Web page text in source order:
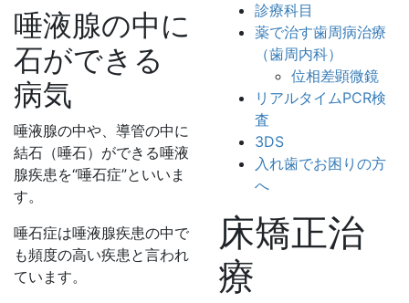
唾液腺の中に
石ができる
病気
唾液腺の中や、導管の中に
結石（唾石）ができる唾液
腺疾患を“唾石症”といいま
す。
唾石症は唾液腺疾患の中で
も頻度の高い疾患と言われ
ています。
診療科目
薬で治す歯周病治療
（歯周内科）
位相差顕微鏡
リアルタイムPCR検
査
3DS
入れ歯でお困りの方
へ
床矯正治
療